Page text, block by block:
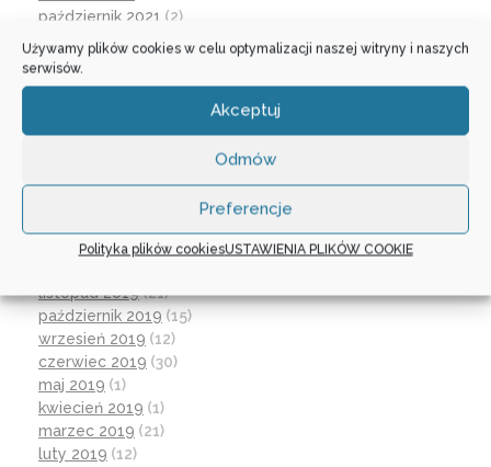
Używamy plików cookies w celu optymalizacji naszej witryny i naszych
serwisów.
Akceptuj
Odmów
Preferencje
Polityka plików cookiesUSTAWIENIA PLIKÓW COOKIE
październik 2021 (2)
wrzesień 2021
(28)
sierpień 2021
lipiec 2021(2)
wrzesień 2020(23)
styczeń 2020(17)
listopad 2019(21)
październik 2019 (15)
wrzesień 2019 (12)
czerwiec 2019 (30)
maj 2019 (1)
kwiecień 2019 (1)
marzec 2019 (21)
luty 2019 (12)